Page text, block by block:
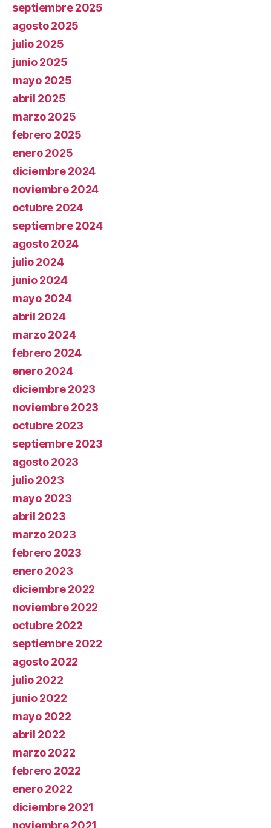
septiembre 2025
agosto 2025
julio 2025
junio 2025
mayo 2025
abril 2025
marzo 2025
febrero 2025
enero 2025
diciembre 2024
noviembre 2024
octubre 2024
septiembre 2024
agosto 2024
julio 2024
junio 2024
mayo 2024
abril 2024
marzo 2024
febrero 2024
enero 2024
diciembre 2023
noviembre 2023
octubre 2023
septiembre 2023
agosto 2023
julio 2023
mayo 2023
abril 2023
marzo 2023
febrero 2023
enero 2023
diciembre 2022
noviembre 2022
octubre 2022
septiembre 2022
agosto 2022
julio 2022
junio 2022
mayo 2022
abril 2022
marzo 2022
febrero 2022
enero 2022
diciembre 2021
noviembre 2021